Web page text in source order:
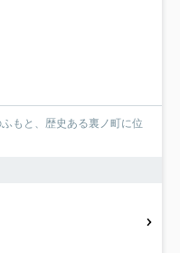
もと、歴史ある裏ノ町に位